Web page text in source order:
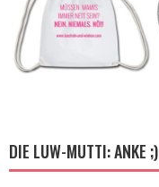
DIE LUW-MUTTI: ANKE ;)